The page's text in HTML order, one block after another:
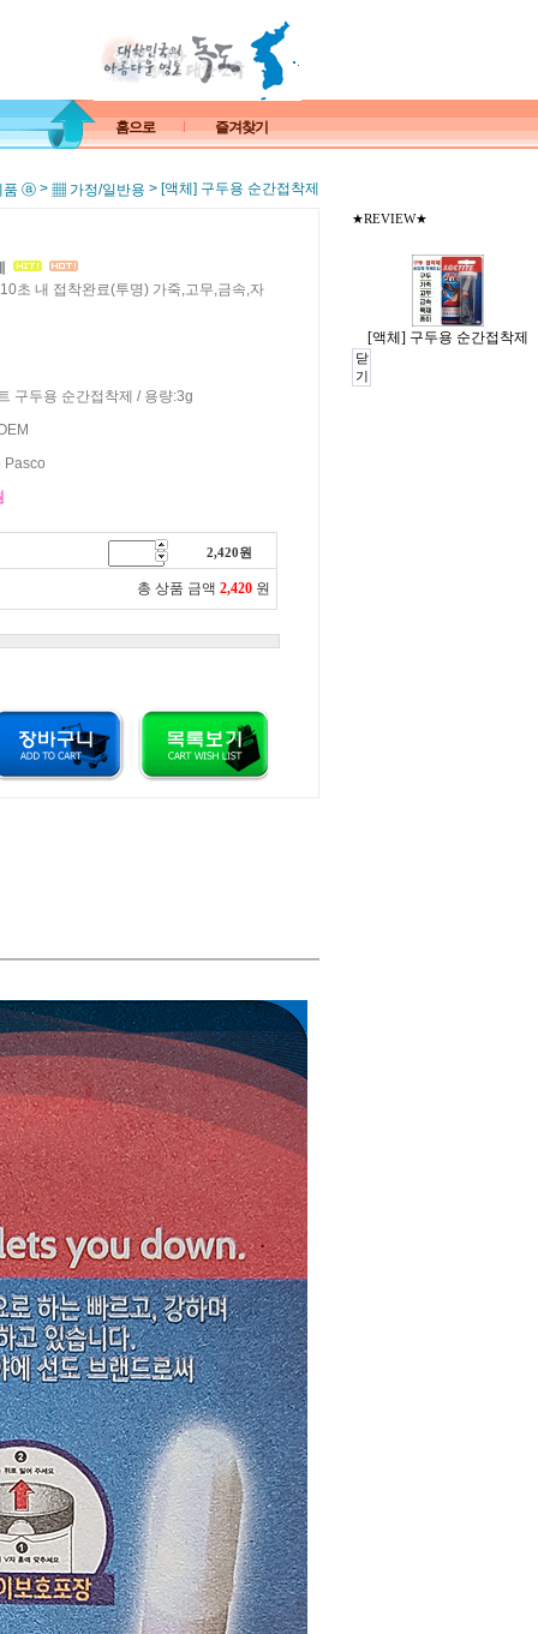
★REVIEW★
[액체] 구두용 순간접착제
닫
기
홈으로 즐겨찾기
품 ⓐ > ▦ 가정/일반용 > [액체] 구두용 순간접착제
초 내 접착완료(투명) 가죽,고무,금속,자
구두용 순간접착제 / 용량:3g
Pasco
2,420원
총 상품 금액 2,420 원